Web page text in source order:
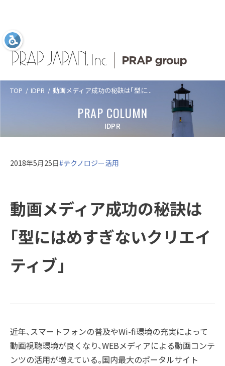
ABOUT US
プラップジャパン
について
パンの特長
ご支援の進め
例
SERVICES
COMPANY
役員紹介
会社概要
プラップグル
プラップジャ
パンの書籍
受賞歴
TOPICS
Language 日本語
プラップジャパンについて
プラップジャパンの特長
ご支援の進め方と主な活動例
業種
課題
ソリューション
SEMINARS
COMPANY 企業情報
企業情報
経営理念
ダイバーシティ宣言
TOPICS 新着情報
PRAP PR JOURNAL
海外事業
SUSTAINABILITY
IR
TOP IDPR 動画メディア成功の秘訣は「型に...
PRAP COLUMN
IDPR
2018年5月25日#テクノロジー活用
動画メディア成功の秘訣は
「型にはめすぎないクリエイ
ティブ」
近年、スマートフォンの普及やWi-fi環境の充実によって
動画視聴環境が良くなり、WEBメディアによる動画コンテ
ンツの活用が増えている。国内最大のポータルサイト